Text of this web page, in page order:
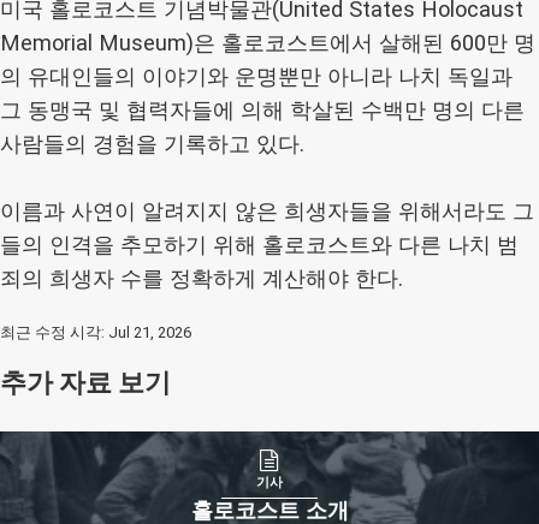
미국 홀로코스트 기념박물관(United States Holocaust
Memorial Museum)은 홀로코스트에서 살해된 600만 명
의 유대인들의 이야기와 운명뿐만 아니라 나치 독일과
그 동맹국 및 협력자들에 의해 학살된 수백만 명의 다른
사람들의 경험을 기록하고 있다.
이름과 사연이 알려지지 않은 희생자들을 위해서라도 그
들의 인격을 추모하기 위해 홀로코스트와 다른 나치 범
죄의 희생자 수를 정확하게 계산해야 한다.
최근 수정 시각: Jul 21, 2026
추가 자료 보기
홀로코스트 소개
기사